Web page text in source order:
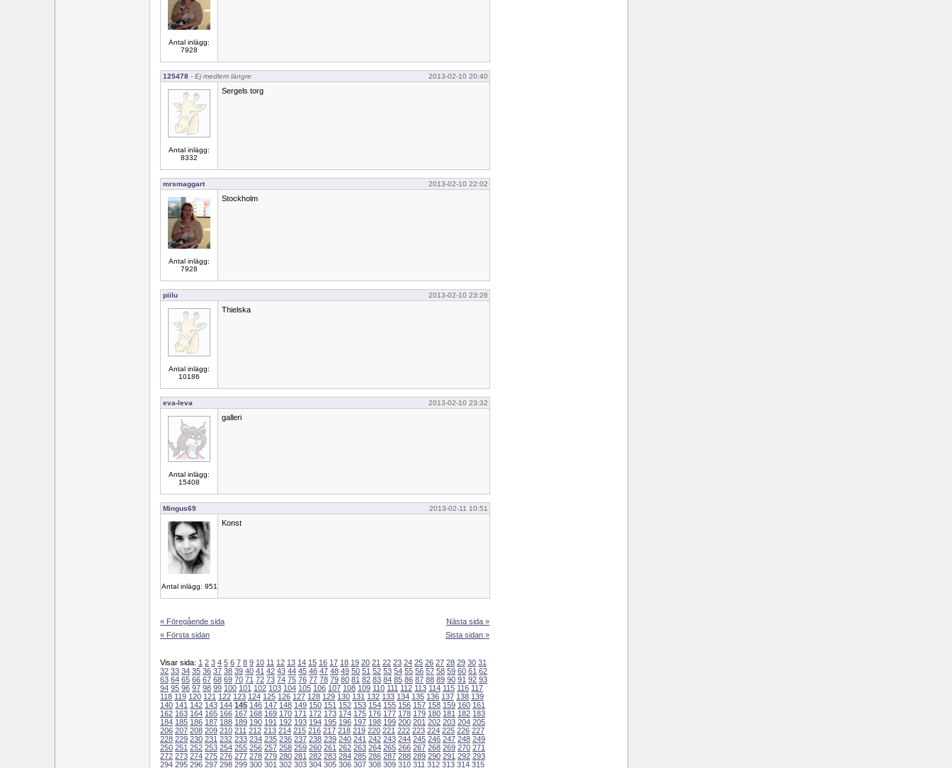
Antal inlägg:
7928
125478 - Ej medlem längre 2013-02-10 20:40
Antal inlägg:
8332
Sergels torg
mrsmaggart 2013-02-10 22:02
Antal inlägg:
7928
Stockholm
piilu 2013-02-10 23:26
Antal inlägg:
10186
Thielska
eva-leva 2013-02-10 23:32
Antal inlägg:
15408
galleri
Mingus69 2013-02-11 10:51
Antal inlägg: 951
Konst
« Föregående sida
« Första sidan
Nästa sida »
Sista sidan »
Visar sida: 1 2 3 4 5 6 7 8 9 10 11 12 13 14 15 16 17 18 19 20 21 22 23 24 25 26 27 28 29 30 31
32 33 34 35 36 37 38 39 40 41 42 43 44 45 46 47 48 49 50 51 52 53 54 55 56 57 58 59 60 61 62
63 64 65 66 67 68 69 70 71 72 73 74 75 76 77 78 79 80 81 82 83 84 85 86 87 88 89 90 91 92 93
94 95 96 97 98 99 100 101 102 103 104 105 106 107 108 109 110 111 112 113 114 115 116 117
118 119 120 121 122 123 124 125 126 127 128 129 130 131 132 133 134 135 136 137 138 139
140 141 142 143 144 145 146 147 148 149 150 151 152 153 154 155 156 157 158 159 160 161
162 163 164 165 166 167 168 169 170 171 172 173 174 175 176 177 178 179 180 181 182 183
184 185 186 187 188 189 190 191 192 193 194 195 196 197 198 199 200 201 202 203 204 205
206 207 208 209 210 211 212 213 214 215 216 217 218 219 220 221 222 223 224 225 226 227
228 229 230 231 232 233 234 235 236 237 238 239 240 241 242 243 244 245 246 247 248 249
250 251 252 253 254 255 256 257 258 259 260 261 262 263 264 265 266 267 268 269 270 271
272 273 274 275 276 277 278 279 280 281 282 283 284 285 286 287 288 289 290 291 292 293
294 295 296 297 298 299 300 301 302 303 304 305 306 307 308 309 310 311 312 313 314 315